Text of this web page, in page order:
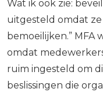
Wat ik ook zie:
uitgesteld omdat
bemoeilijken.”
omdat
ruim ingesteld om
beslissingen die